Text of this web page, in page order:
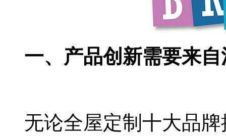
一、产品创新需要来
无论全屋定制十大品牌